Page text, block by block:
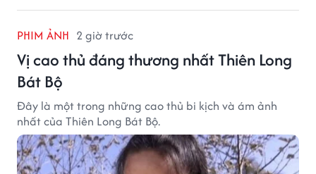
PHIM ẢNH 2 giờ trước
Vị cao thủ đáng thương nhất Thiên Long
Bát Bộ
Đây là một trong những cao thủ bi kịch và ám ảnh
nhất của Thiên Long Bát Bộ.